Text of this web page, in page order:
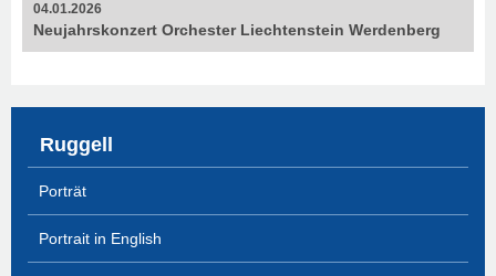
04.01.2026
Neujahrskonzert Orchester Liechtenstein Werdenberg
Ruggell
Porträt
Portrait in English